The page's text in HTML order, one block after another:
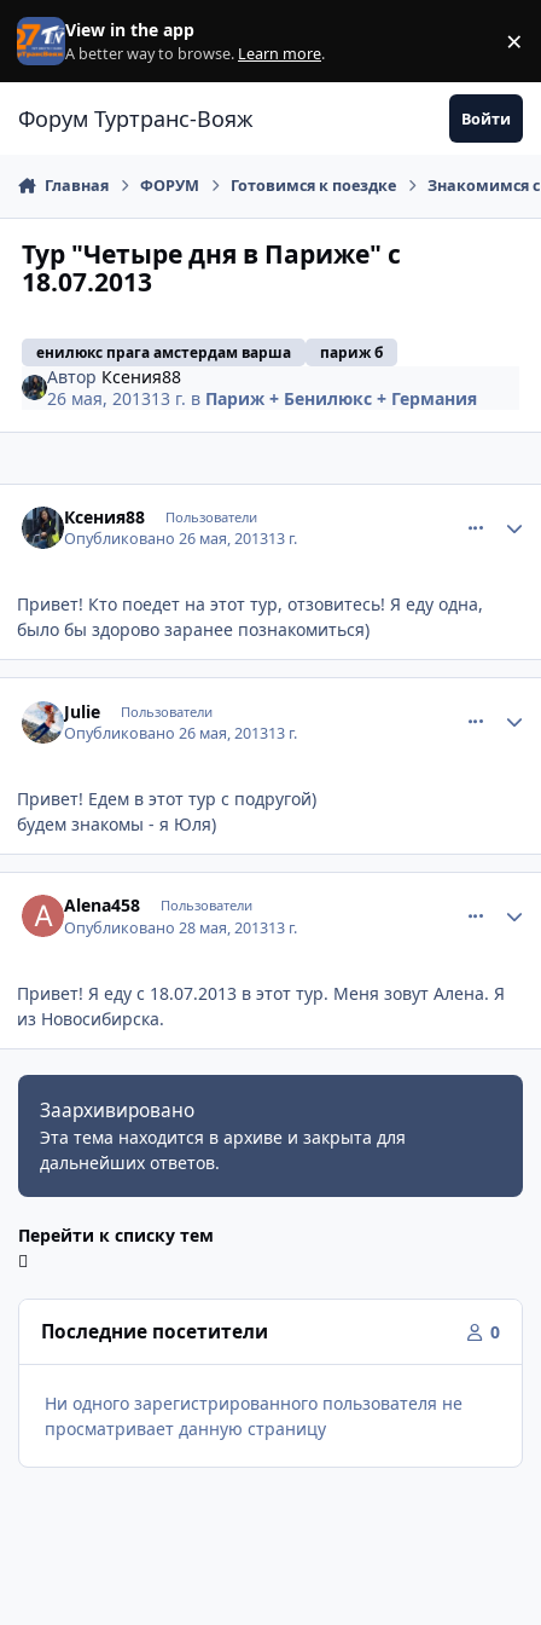
Перейти к содержанию
View in the app
A better way to browse. Learn more. ×
Форум Туртранс-Вояж Войти
Главная ФОРУМ Готовимся к поездке Знакомимся
Тур "Четыре дня в Париже" с
18.07.2013
енилюкс прага амстердам варша париж б
Автор Ксения88
26 мая, 201313 г. в Париж + Бенилюкс + Германия
Ксения88 Пользователи
Опубликовано26 мая, 201313 г.
Привет! Кто поедет на этот тур, отзовитесь! Я еду одна,
было бы здорово заранее познакомиться)
Julie Пользователи
Опубликовано26 мая, 201313 г.
Привет! Едем в этот тур с подругой)
будем знакомы - я Юля)
Alena458 Пользователи
Опубликовано28 мая, 201313 г.
Привет! Я еду с 18.07.2013 в этот тур. Меня зовут Алена. Я
из Новосибирска.
Заархивировано
Эта тема находится в архиве и закрыта для
дальнейших ответов.
Перейти к списку тем
Последние посетители 0
Ни одного зарегистрированного пользователя не
просматривает данную страницу